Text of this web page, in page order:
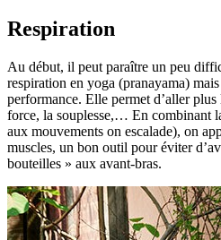
Respiration
Au début, il peut paraître un peu
respiration en yoga (pranayama)
performance. Elle permet d’aller
force, la souplesse,… En combinant
aux mouvements on escalade), on
muscles, un bon outil pour éviter
bouteilles » aux avant-bras.